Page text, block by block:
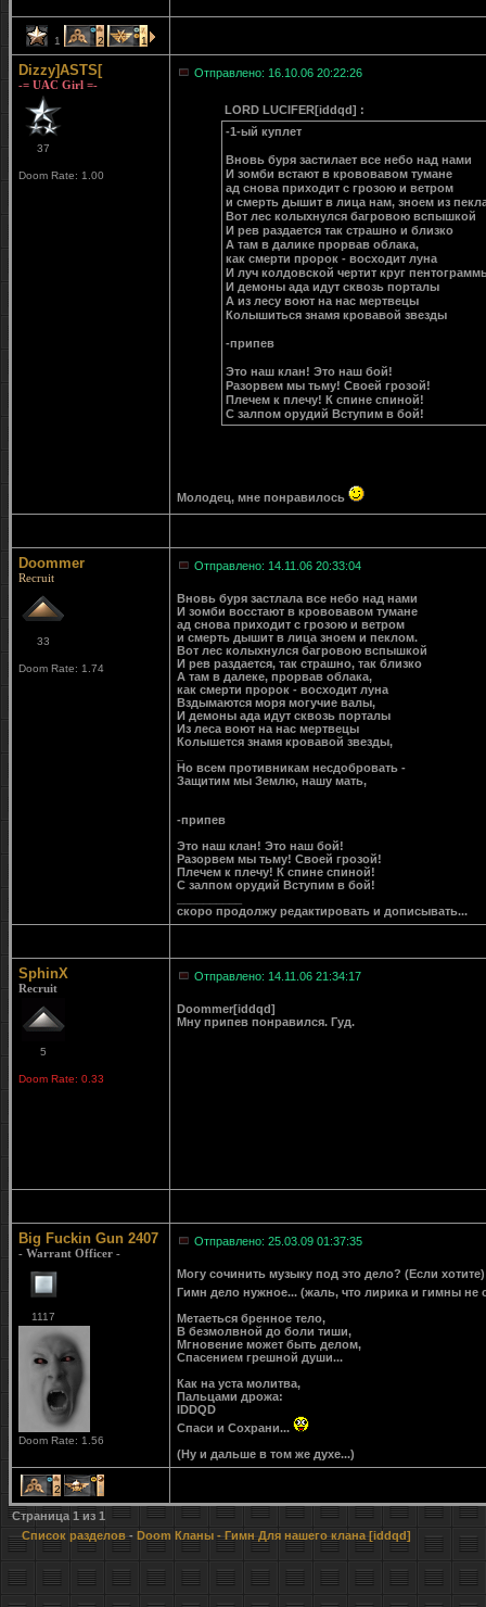
1 2 1
Dizzy]ASTS[
-= UAC Girl =-
37
Doom Rate: 1.00
Отправлено: 16.10.06 20:22:26
LORD LUCIFER[iddqd] :
-1-ый куплет
Вновь буря застилает все небо над нами
И зомби встают в крововавом тумане
ад снова приходит с грозою и ветром
и смерть дышит в лица нам, зноем из
Вот лес колыхнулся багровою вспышкой
И рев раздается так страшно и близко
А там в далике прорвав облака,
как смерти пророк - восходит луна
И луч колдовской чертит круг
И демоны ада идут сквозь порталы
А из лесу воют на нас мертвецы
Колышиться знамя кровавой звезды
-припев
Это наш клан! Это наш бой!
Разорвем мы тьму! Своей грозой!
Плечем к плечу! К спине спиной!
С залпом орудий Вступим в бой!
Молодец, мне понравилось
Doommer
Recruit
33
Doom Rate: 1.74
Отправлено: 14.11.06 20:33:04
Вновь буря застлала все небо над нами
И зомби восстают в крововавом тумане
ад снова приходит с грозою и ветром
и смерть дышит в лица зноем и пеклом.
Вот лес колыхнулся багровою вспышкой
И рев раздается, так страшно, так близко
А там в далеке, прорвав облака,
как смерти пророк - восходит луна
Вздымаются моря могучие валы,
И демоны ада идут сквозь порталы
Из леса воют на нас мертвецы
Колышется знамя кровавой звезды,
Но всем противникам несдобровать -
Защитим мы Землю, нашу мать,
-припев
Это наш клан! Это наш бой!
Разорвем мы тьму! Своей грозой!
Плечем к плечу! К спине спиной!
С залпом орудий Вступим в бой!
скоро продолжу редактировать и дописывать...
SphinX
Recruit
5
Doom Rate: 0.33
Отправлено: 14.11.06 21:34:17
Doommer[iddqd]
Мну припев понравился. Гуд.
Big Fuckin Gun 2407
- Warrant Officer -
1117
Doom Rate: 1.56
Отправлено: 25.03.09 01:37:35
Могу сочинить музыку под это дело? (Если
Гимн дело нужное... (жаль, что лирика и гимны не
Метаеться бренное тело,
В безмолвной до боли тиши,
Мгновение может быть делом,
Спасением грешной души...
Как на уста молитва,
Пальцами дрожа:
IDDQD
Спаси и Сохрани...
(Ну и дальше в том же духе...)
2 1
Страница 1из 1
Список разделов- Doom Кланы - Гимн Для нашего клана [iddqd]